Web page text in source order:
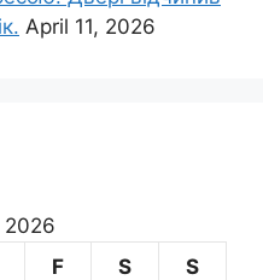
April 11, 2026
2026
F S S